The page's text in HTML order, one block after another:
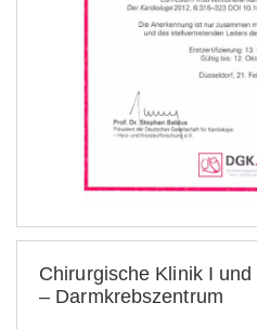
Chirurgische Klinik I
– Darmkrebszentrum